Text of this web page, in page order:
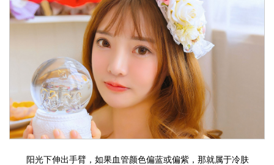
阳光下伸出手臂，如果血管颜色偏蓝或偏紫，那就属于冷肤